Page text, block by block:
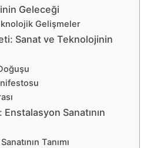
Geleceği
Gelişmeler
Sanat ve Teknolojinin
Enstalasyon Sanatının
Tanımı